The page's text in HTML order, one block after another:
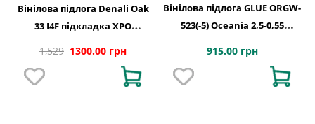
Вінілова підлога Denali Oak
33 I4F підкладка XPO
1,529 1300.00 грн
Вінілова підлога GLUE ORGW-
523(-5) Oceania 2,5-0,55
1227х187х2,5
915.00 грн